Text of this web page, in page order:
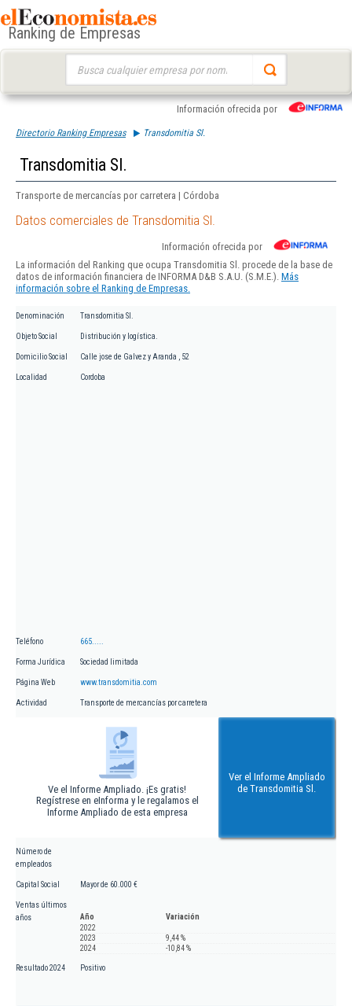
Ranking de Empresas
Información ofrecida por
Directorio Ranking Empresas Transdomitia Sl.
Transdomitia Sl.
Transporte de mercancías por carretera | Córdoba
Datos comerciales de Transdomitia Sl.
Información ofrecida por
La información del Ranking que ocupa Transdomitia Sl. procede de la base de
datos de información financiera de INFORMA D&B S.A.U. (S.M.E.). Más
información sobre el Ranking de Empresas.
Denominación Transdomitia Sl.
Objeto Social Distribución y logística.
Domicilio Social Calle jose de Galvez y Aranda , 52
Localidad Cordoba
Teléfono 665.....
Forma Jurídica Sociedad limitada
Página Web www.transdomitia.com
Actividad Transporte de mercancías por carretera
Ve el Informe Ampliado. ¡Es gratis!
Regístrese en eInforma y le regalamos el
Informe Ampliado de esta empresa
Ver el Informe Ampliado
de Transdomitia Sl.
Número de
empleados
Capital Social Mayor de 60.000 €
Ventas últimos
años
Año
Variación
2022
2023
9,44 %
2024
-10,84 %
Resultado 2024 Positivo